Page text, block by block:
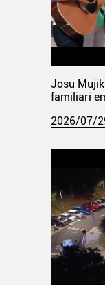
Josu
familiari
2026/07/